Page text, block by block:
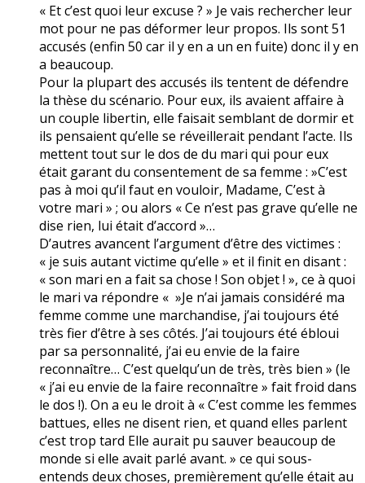
« Et c’est quoi leur excuse ? » Je vais rechercher leur
mot pour ne pas déformer leur propos. Ils sont 51
accusés (enfin 50 car il y en a un en fuite) donc il y en
a beaucoup.
Pour la plupart des accusés ils tentent de défendre
la thèse du scénario. Pour eux, ils avaient affaire à
un couple libertin, elle faisait semblant de dormir et
ils pensaient qu’elle se réveillerait pendant l’acte. Ils
mettent tout sur le dos de du mari qui pour eux
était garant du consentement de sa femme : »C’est
pas à moi qu’il faut en vouloir, Madame, C’est à
votre mari » ; ou alors « Ce n’est pas grave qu’elle ne
dise rien, lui était d’accord »…
D’autres avancent l’argument d’être des victimes :
« je suis autant victime qu’elle » et il finit en disant :
« son mari en a fait sa chose ! Son objet ! », ce à quoi
le mari va répondre « »Je n’ai jamais considéré ma
femme comme une marchandise, j’ai toujours été
très fier d’être à ses côtés. J’ai toujours été ébloui
par sa personnalité, j’ai eu envie de la faire
reconnaître… C’est quelqu’un de très, très bien » (le
« j’ai eu envie de la faire reconnaître » fait froid dans
le dos !). On a eu le droit à « C’est comme les femmes
battues, elles ne disent rien, et quand elles parlent
c’est trop tard Elle aurait pu sauver beaucoup de
monde si elle avait parlé avant. » ce qui sous-
entends deux choses, premièrement qu’elle était au